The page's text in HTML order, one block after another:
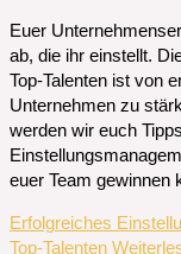
Euer
ab, die ihr einstellt.
Top-Talenten ist von
Unternehmen zu
werden wir euch
euer Team gewinnen
Erfolgreiches
Top-Talenten